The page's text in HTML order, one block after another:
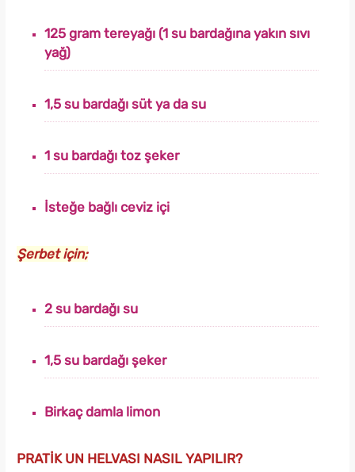
125 gram tereyağı (1 su bardağına yakın sıvı
yağ)
1,5 su bardağı süt ya da su
1 su bardağı toz şeker
İsteğe bağlı ceviz içi
Şerbet için;
2 su bardağı su
1,5 su bardağı şeker
Birkaç damla limon
PRATİK UN HELVASI NASIL YAPILIR?